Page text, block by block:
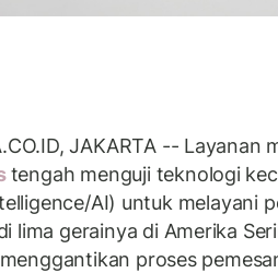
JAKARTA -- Layanan
tengah menguji teknologi
AI) untuk melayani
lima gerainya di Amerika
proses